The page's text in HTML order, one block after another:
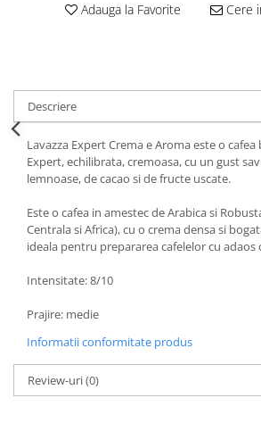
Adauga la Favorite Cere
Descriere
Lavazza Expert Crema e Aroma este o
Expert, echilibrata, cremoasa, cu un gust
lemnoase, de cacao si de fructe uscate.
Este o cafea in amestec de Arabica si
Centrala si Africa), cu o crema densa si
ideala pentru prepararea cafelelor cu adaos
Intensitate: 8/10
Prajire: medie
Informatii conformitate produs
Review-uri(0)